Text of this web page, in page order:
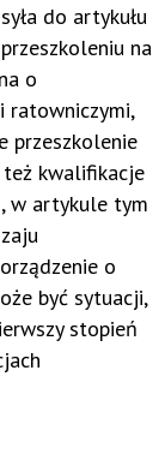
do artykułu
na
o
ratowniczymi,
przeszkolenie
też kwalifikacje
w artykule tym
o
być sytuacji,
stopień